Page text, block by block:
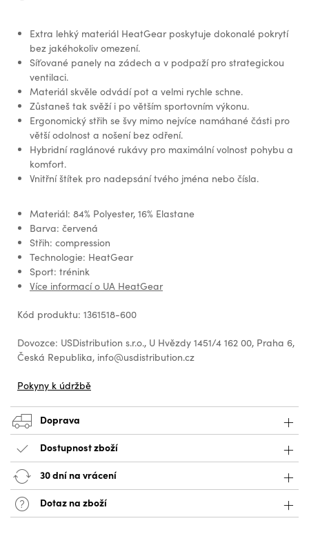
Extra lehký materiál HeatGear poskytuje dokonalé pokrytí
bez jakéhokoliv omezení.
Síťované panely na zádech a v podpaží pro strategickou
ventilaci.
Materiál skvěle odvádí pot a velmi rychle schne.
Zůstaneš tak svěží i po větším sportovním výkonu.
Ergonomický střih se švy mimo nejvíce namáhané části pro
větší odolnost a nošení bez odření.
Hybridní raglánové rukávy pro maximální volnost pohybu a
komfort.
Vnitřní štítek pro nadepsání tvého jména nebo čísla.
Materiál: 84% Polyester, 16% Elastane
Barva: červená
Střih: compression
Technologie: HeatGear
Sport: trénink
Více informací o UA HeatGear
Kód produktu: 1361518-600
Dovozce: USDistribution s.r.o., U Hvězdy 1451/4 162 00, Praha 6,
Česká Republika, info@usdistribution.cz
Pokyny k údržbě
Doprava
Dostupnost zboží
30 dní na vrácení
Dotaz na zboží